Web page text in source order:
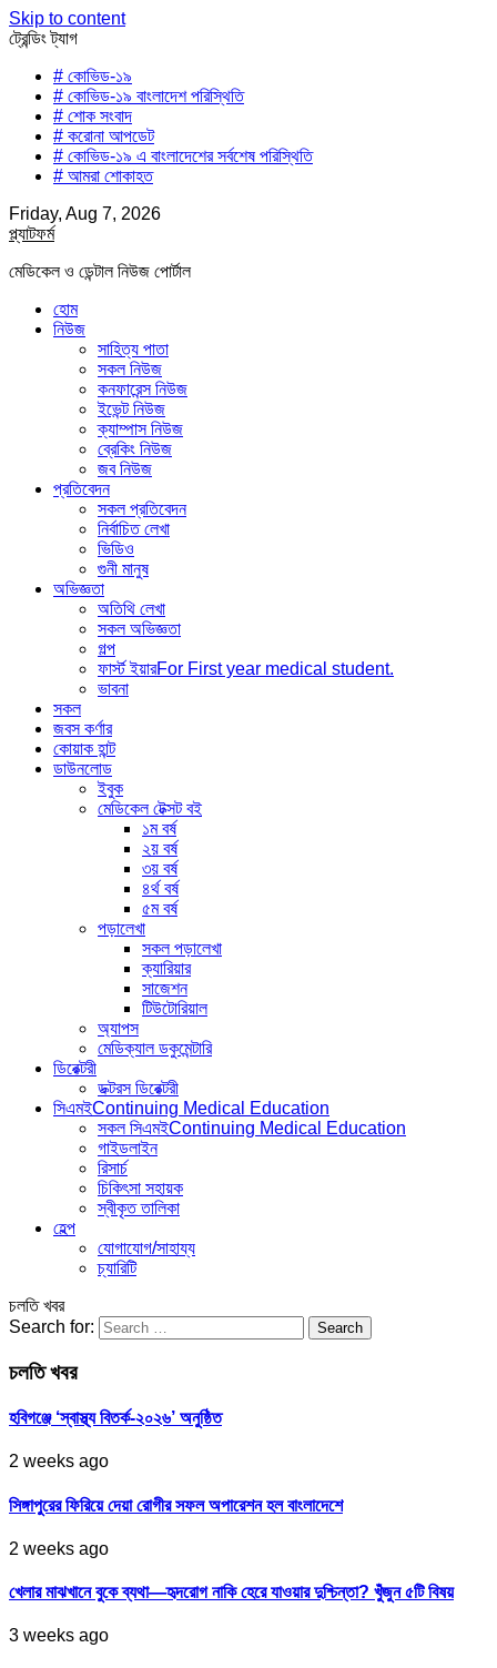
Skip to content
ট্রেন্ডিং ট্যাগ
# কোভিড-১৯
# কোভিড-১৯ বাংলাদেশ পরিস্থিতি
# শোক সংবাদ
# করোনা আপডেট
# কোভিড-১৯ এ বাংলাদেশের সর্বশেষ পরিস্থিতি
# আমরা শোকাহত
Friday, Aug 7, 2026
প্ল্যাটফর্ম
মেডিকেল ও ডেন্টাল নিউজ পোর্টাল
হোম
নিউজ
সাহিত্য পাতা
সকল নিউজ
কনফারেন্স নিউজ
ইভেন্ট নিউজ
ক্যাম্পাস নিউজ
ব্রেকিং নিউজ
জব নিউজ
প্রতিবেদন
সকল প্রতিবেদন
নির্বাচিত লেখা
ভিডিও
গুনী মানুষ
অভিজ্ঞতা
অতিথি লেখা
সকল অভিজ্ঞতা
গল্প
ফার্স্ট ইয়ারFor First year medical student.
ভাবনা
সকল
জবস কর্ণার
কোয়াক হান্ট
ডাউনলোড
ইবুক
মেডিকেল টেক্সট বই
১ম বর্ষ
২য় বর্ষ
৩য় বর্ষ
৪র্থ বর্ষ
৫ম বর্ষ
পড়ালেখা
সকল পড়ালেখা
ক্যারিয়ার
সাজেশন
টিউটোরিয়াল
অ্যাপস
মেডিক্যাল ডকুমেন্টারি
ডিরেক্টরী
ডক্টরস ডিরেক্টরী
সিএমইContinuing Medical Education
সকল সিএমইContinuing Medical Education
গাইডলাইন
রিসার্চ
চিকিৎসা সহায়ক
স্বীকৃত তালিকা
হেল্প
যোগাযোগ/সাহায্য
চ্যারিটি
চলতি খবর
Search for:
চলতি খবর
হবিগঞ্জে ‘স্বাস্থ্য বিতর্ক-২০২৬’ অনুষ্ঠিত
2 weeks ago
সিঙ্গাপুরের ফিরিয়ে দেয়া রোগীর সফল অপারেশন হল বাংলাদেশে
2 weeks ago
খেলার মাঝখানে বুকে ব্যথা—হৃদরোগ নাকি হেরে যাওয়ার দুশ্চিন্তা? খুঁজুন ৫টি বিষয়
3 weeks ago